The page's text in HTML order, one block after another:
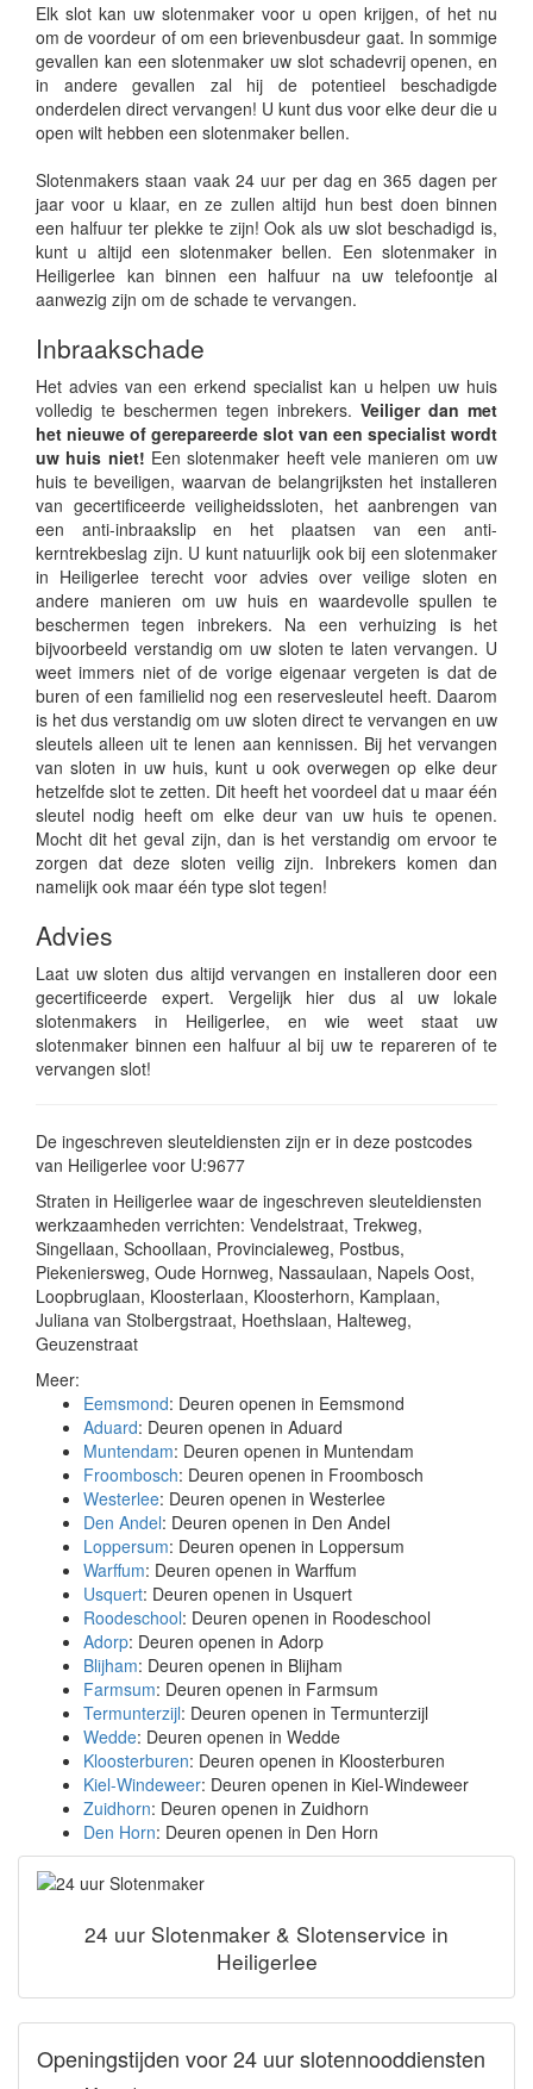
Elk slot kan uw slotenmaker voor u open krijgen, of het nu
om de voordeur of om een brievenbusdeur gaat. In sommige
gevallen kan een slotenmaker uw slot schadevrij openen, en
in andere gevallen zal hij de potentieel beschadigde
onderdelen direct vervangen! U kunt dus voor elke deur die u
open wilt hebben een slotenmaker bellen.
Slotenmakers staan vaak 24 uur per dag en 365 dagen per
jaar voor u klaar, en ze zullen altijd hun best doen binnen
een halfuur ter plekke te zijn! Ook als uw slot beschadigd is,
kunt u altijd een slotenmaker bellen. Een slotenmaker in
Heiligerlee kan binnen een halfuur na uw telefoontje al
aanwezig zijn om de schade te vervangen.
Inbraakschade
Het advies van een erkend specialist kan u helpen uw huis
volledig te beschermen tegen inbrekers. Veiliger dan met
het nieuwe of gerepareerde slot van een specialist wordt
uw huis niet! Een slotenmaker heeft vele manieren om uw
huis te beveiligen, waarvan de belangrijksten het installeren
van gecertificeerde veiligheidssloten, het aanbrengen van
een anti-inbraakslip en het plaatsen van een anti-
kerntrekbeslag zijn. U kunt natuurlijk ook bij een slotenmaker
in Heiligerlee terecht voor advies over veilige sloten en
andere manieren om uw huis en waardevolle spullen te
beschermen tegen inbrekers. Na een verhuizing is het
bijvoorbeeld verstandig om uw sloten te laten vervangen. U
weet immers niet of de vorige eigenaar vergeten is dat de
buren of een familielid nog een reservesleutel heeft. Daarom
is het dus verstandig om uw sloten direct te vervangen en uw
sleutels alleen uit te lenen aan kennissen. Bij het vervangen
van sloten in uw huis, kunt u ook overwegen op elke deur
hetzelfde slot te zetten. Dit heeft het voordeel dat u maar één
sleutel nodig heeft om elke deur van uw huis te openen.
Mocht dit het geval zijn, dan is het verstandig om ervoor te
zorgen dat deze sloten veilig zijn. Inbrekers komen dan
namelijk ook maar één type slot tegen!
Advies
Laat uw sloten dus altijd vervangen en installeren door een
gecertificeerde expert. Vergelijk hier dus al uw lokale
slotenmakers in Heiligerlee, en wie weet staat uw
slotenmaker binnen een halfuur al bij uw te repareren of te
vervangen slot!
De ingeschreven sleuteldiensten zijn er in deze postcodes
van Heiligerlee voor U:9677
Straten in Heiligerlee waar de ingeschreven sleuteldiensten
werkzaamheden verrichten: Vendelstraat, Trekweg,
Singellaan, Schoollaan, Provincialeweg, Postbus,
Piekeniersweg, Oude Hornweg, Nassaulaan, Napels Oost,
Loopbruglaan, Kloosterlaan, Kloosterhorn, Kamplaan,
Juliana van Stolbergstraat, Hoethslaan, Halteweg,
Geuzenstraat
Meer:
Eemsmond: Deuren openen in Eemsmond
Aduard: Deuren openen in Aduard
Muntendam: Deuren openen in Muntendam
Froombosch: Deuren openen in Froombosch
Westerlee: Deuren openen in Westerlee
Den Andel: Deuren openen in Den Andel
Loppersum: Deuren openen in Loppersum
Warffum: Deuren openen in Warffum
Usquert: Deuren openen in Usquert
Roodeschool: Deuren openen in Roodeschool
Adorp: Deuren openen in Adorp
Blijham: Deuren openen in Blijham
Farmsum: Deuren openen in Farmsum
Termunterzijl: Deuren openen in Termunterzijl
Wedde: Deuren openen in Wedde
Kloosterburen: Deuren openen in Kloosterburen
Kiel-Windeweer: Deuren openen in Kiel-Windeweer
Zuidhorn: Deuren openen in Zuidhorn
Den Horn: Deuren openen in Den Horn
24 uur Slotenmaker & Slotenservice in
Heiligerlee
Openingstijden voor 24 uur slotennooddiensten